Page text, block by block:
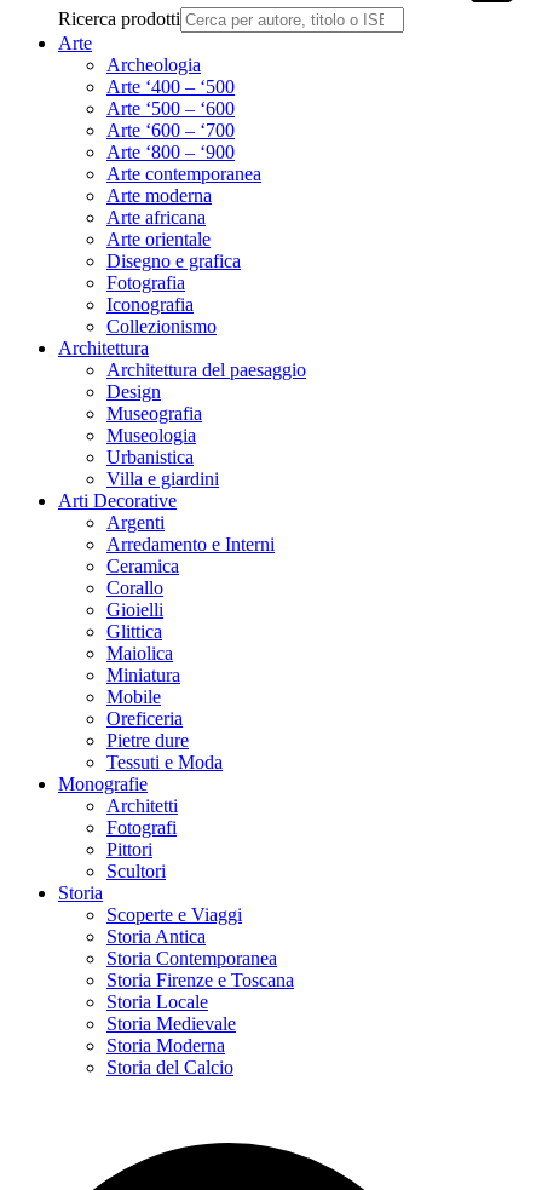
Ricerca prodotti
Arte
Archeologia
Arte ‘400 – ‘500
Arte ‘500 – ‘600
Arte ‘600 – ‘700
Arte ‘800 – ‘900
Arte contemporanea
Arte moderna
Arte africana
Arte orientale
Disegno e grafica
Fotografia
Iconografia
Collezionismo
Architettura
Architettura del paesaggio
Design
Museografia
Museologia
Urbanistica
Villa e giardini
Arti Decorative
Argenti
Arredamento e Interni
Ceramica
Corallo
Gioielli
Glittica
Maiolica
Miniatura
Mobile
Oreficeria
Pietre dure
Tessuti e Moda
Monografie
Architetti
Fotografi
Pittori
Scultori
Storia
Scoperte e Viaggi
Storia Antica
Storia Contemporanea
Storia Firenze e Toscana
Storia Locale
Storia Medievale
Storia Moderna
Storia del Calcio